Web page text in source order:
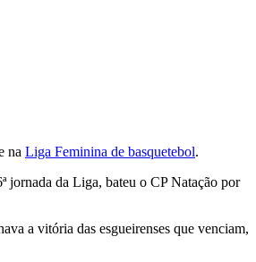
na Liga Feminina de basquetebol.
jornada da Liga, bateu o CP Natação por
a vitória das esgueirenses que venciam,